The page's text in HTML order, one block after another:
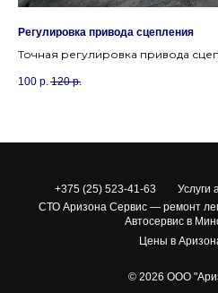
Регулировка привода сцепления
Точная регулировка привода
100 р. 120 р.
+375 (25) 523-41-63 Услуги
СТО Аризона Сервис — ремонт
Автосервис в
Цены в
© 2026 ООО